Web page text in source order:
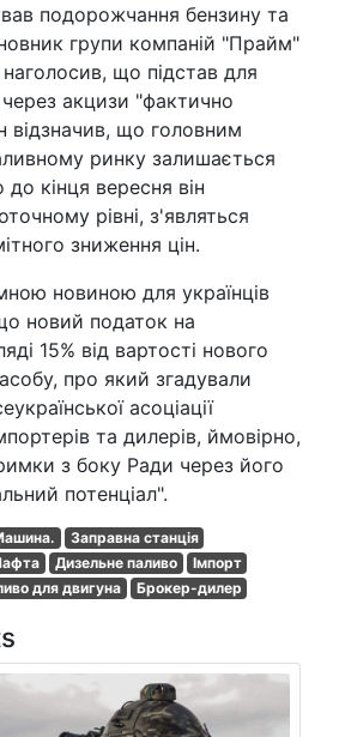
подорожчання бензину та
групи компаній "Прайм"
що підстав для
акцизи "фактично
відзначив, що головним
ринку залишається
кінця вересня він
рівні, з'являться
зниження цін.
новиною для українців
новий податок на
15% від вартості нового
про який згадували
асоціації
та дилерів, ймовірно,
з боку Ради через його
потенціал".
Заправна станція
Дизельне паливо
Імпорт
для двигуна Брокер-дилер